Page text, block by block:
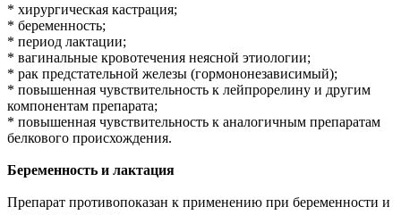
* хирургическая кастрация;
* беременность;
* период лактации;
* вагинальные кровотечения неясной этиологии;
* рак предстательной железы (гормононезависимый);
* повышенная чувствительность к лейпрорелину и другим
компонентам препарата;
* повышенная чувствительность к аналогичным препаратам
белкового происхождения.
Беременность и лактация
Препарат противопоказан к применению при беременности и